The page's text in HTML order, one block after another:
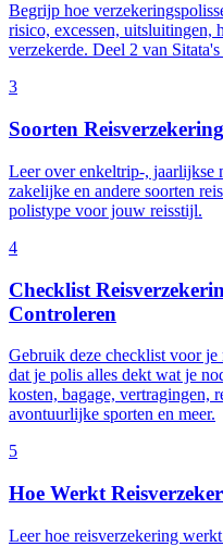
Begrijp hoe
risico, excessen, uitsluitingen,
verzekerde. Deel 2 van
3
Soorten
Leer over enkeltrip-, jaarlijkse
zakelijke en andere soorten
polistype voor jouw reisstijl.
4
Checklist
Controleren
Gebruik deze checklist voor je
dat je polis alles dekt wat je
kosten, bagage, vertragingen,
avontuurlijke sporten en meer.
5
Hoe Werkt
Leer hoe reisverzekering